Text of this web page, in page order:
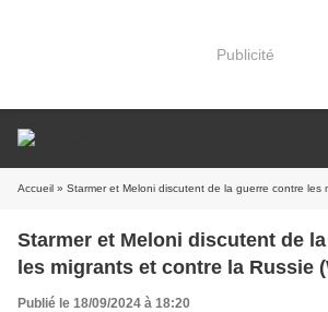
Publicité
Accueil » Starmer et Meloni discutent de la guerre contre les
Starmer et Meloni discutent de
les migrants et contre la Russie
Publié le 18/09/2024 à 18:20